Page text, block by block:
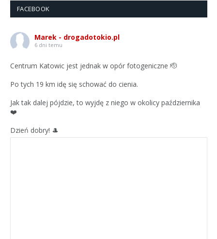
FACEBOOK
Marek - drogadotokio.pl
6 dni temu
Centrum Katowic jest jednak w opór fotogeniczne 🫡
Po tych 19 km idę się schować do cienia.
Jak tak dalej pójdzie, to wyjdę z niego w okolicy października
❤️
Dzień dobry! 🎩